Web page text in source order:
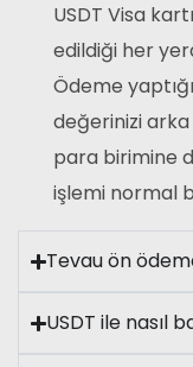
USDT Visa
edildiği her
Ödeme
değerinizi
para birimine
işlemi normal
Tevau ön
USDT ile nasıl